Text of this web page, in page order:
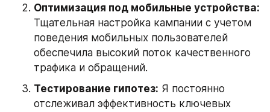
Оптимизация под мобильные устройства:
Тщательная настройка кампании с учетом
поведения мобильных пользователей
обеспечила высокий поток качественного
трафика и обращений.
Тестирование гипотез: Я постоянно
отслеживал эффективность ключевых